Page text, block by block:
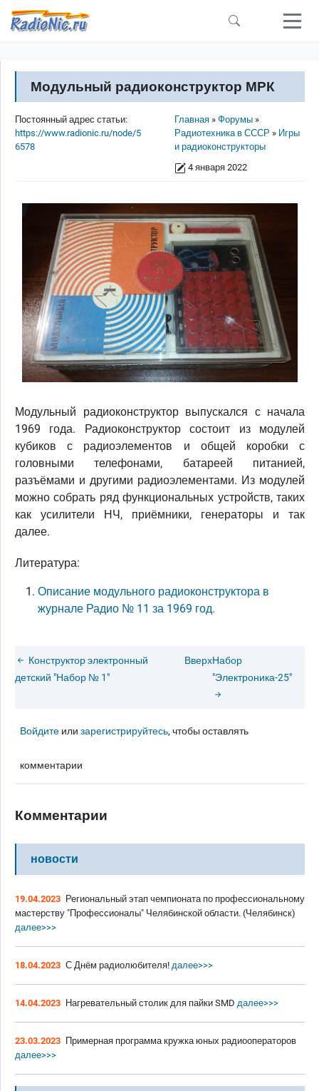
Перейти к основному содержанию
Модульный радиоконструктор МРК
Строка навигации
Главная
Форумы
Радиотехника в СССР
Игры
и радиоконструкторы
4 января 2022
Постоянный адрес статьи:
https://www.radionic.ru/node/5
6578
Модульный радиоконструктор выпускался с начала
1969 года. Радиоконструктор состоит из модулей
кубиков с радиоэлементов и общей коробки с
головными телефонами, батареей питанией,
разъёмами и другими радиоэлементами. Из модулей
можно собрать ряд функциональных устройств, таких
как усилители НЧ, приёмники, генераторы и так
далее.
Литература:
Описание модульного радиоконструктора в
журнале Радио № 11 за 1969 год.
Конструктор электронный
детский "Набор № 1"
ВверхНабор
"Электроника-25"
Войдите илизарегистрируйтесь, чтобы оставлять
комментарии
Комментарии
новости
19.04.2023 Региональный этап чемпионата по профессиональному
мастерству "Профессионалы" Челябинской области. (Челябинск)
далее>>>
18.04.2023 С Днём радиолюбителя! далее>>>
14.04.2023 Нагревательный столик для пайки SMD далее>>>
23.03.2023 Примерная программа кружка юных радиооператоров
далее>>>